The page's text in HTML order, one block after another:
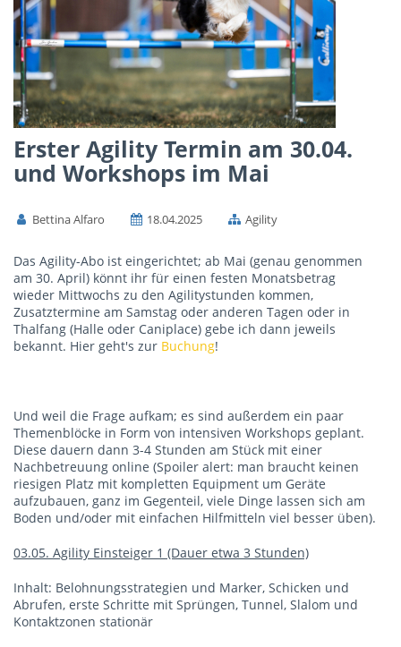
Erster Agility Termin am 30.04.
und Workshops im Mai
Bettina Alfaro 18.04.2025 Agility
Das Agility-Abo ist eingerichtet; ab Mai (genau genommen
am 30. April) könnt ihr für einen festen Monatsbetrag
wieder Mittwochs zu den Agilitystunden kommen,
Zusatztermine am Samstag oder anderen Tagen oder in
Thalfang (Halle oder Caniplace) gebe ich dann jeweils
bekannt. Hier geht's zur Buchung!
Und weil die Frage aufkam; es sind außerdem ein paar
Themenblöcke in Form von intensiven Workshops geplant.
Diese dauern dann 3-4 Stunden am Stück mit einer
Nachbetreuung online (Spoiler alert: man braucht keinen
riesigen Platz mit kompletten Equipment um Geräte
aufzubauen, ganz im Gegenteil, viele Dinge lassen sich am
Boden und/oder mit einfachen Hilfmitteln viel besser üben).
03.05. Agility Einsteiger 1 (Dauer etwa 3 Stunden)
Inhalt: Belohnungsstrategien und Marker, Schicken und
Abrufen, erste Schritte mit Sprüngen, Tunnel, Slalom und
Kontaktzonen stationär